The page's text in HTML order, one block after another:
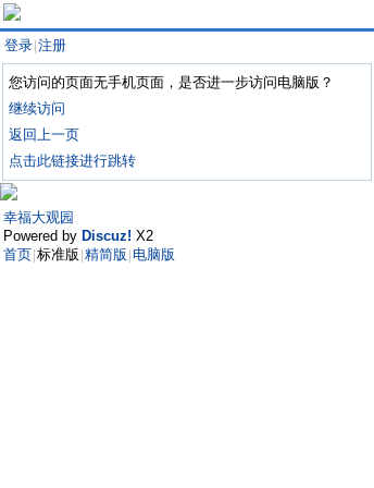
登录 注册
您访问的页面无手机页面，是否进一步访问电脑版？
继续访问
返回上一页
点击此链接进行跳转
幸福大观园
Powered by Discuz! X2
首页 标准版 精简版 电脑版